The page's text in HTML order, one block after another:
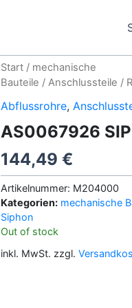
Start / mechanische
Bauteile / Anschlussteile /
Abflussrohre,
AS0067926
144,49 €
Artikelnummer: M204000
Kategorien: mechanische
Siphon
Out of stock
inkl. MwSt. zzgl.